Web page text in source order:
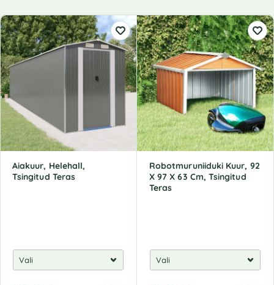
Aiakuur, Helehall,
Tsingitud Teras
Robotmuruniiduki Kuur, 92
X 97 X 63 Cm, Tsingitud
Teras